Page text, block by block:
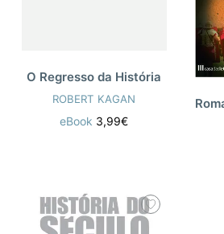
O Regresso da História
ROBERT KAGAN
eBook 3,99€